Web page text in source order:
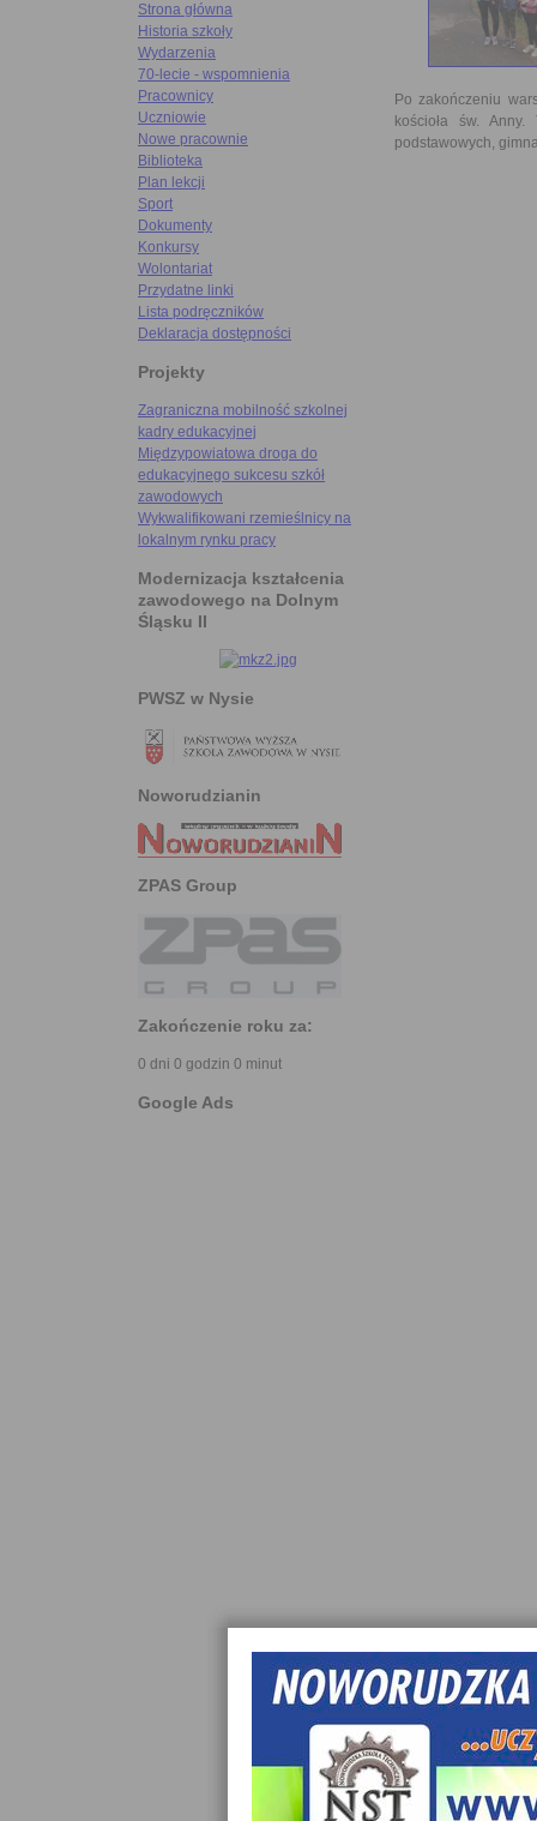
Strona główna
Historia szkoły
Wydarzenia
70-lecie - wspomnienia
Pracownicy
Uczniowie
Nowe pracownie
Biblioteka
Plan lekcji
Sport
Dokumenty
Konkursy
Wolontariat
Przydatne linki
Lista podręczników
Deklaracja dostępności
Projekty
Zagraniczna mobilność szkolnej
kadry edukacyjnej
Międzypowiatowa droga do
edukacyjnego sukcesu szkół
zawodowych
Wykwalifikowani rzemieślnicy na
lokalnym rynku pracy
Modernizacja kształcenia
zawodowego na Dolnym
Śląsku II
PWSZ w Nysie
Noworudzianin
ZPAS Group
Zakończenie roku za:
0 dni 0 godzin 0 minut
Google Ads
Po zakończeniu
kościoła św.
podstawowych,